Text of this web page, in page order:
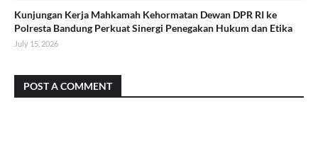
Kunjungan Kerja Mahkamah Kehormatan Dewan DPR RI ke
Polresta Bandung Perkuat Sinergi Penegakan Hukum dan Etika
July 15, 2026
POST A COMMENT